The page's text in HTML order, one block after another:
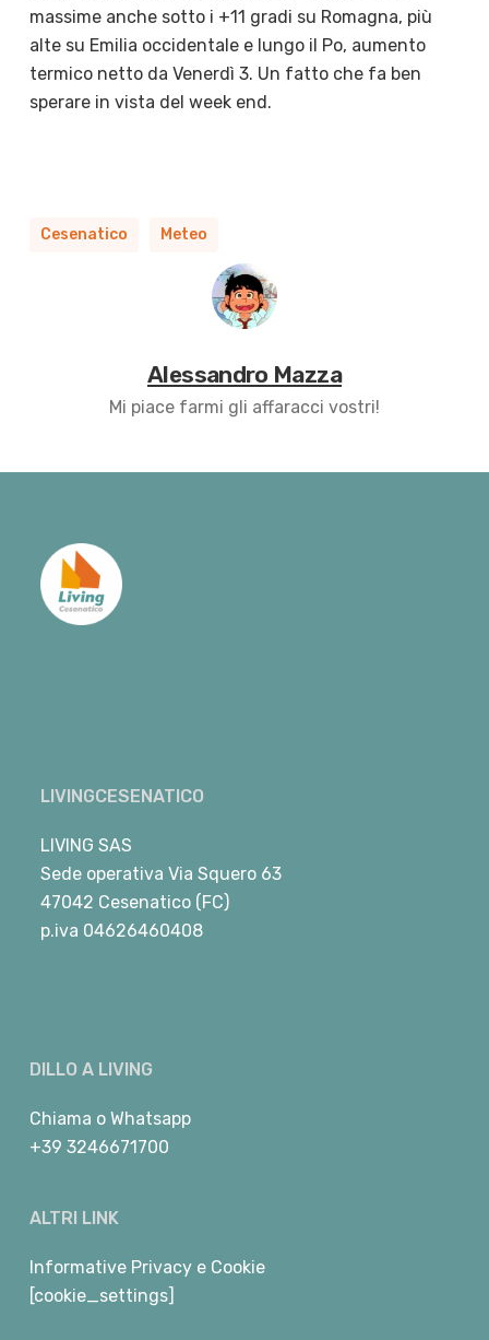
massime anche sotto i +11 gradi su Romagna, più
alte su Emilia occidentale e lungo il Po, aumento
termico netto da Venerdì 3. Un fatto che fa ben
sperare in vista del week end.
Cesenatico Meteo
Alessandro Mazza
Mi piace farmi gli affaracci vostri!
LIVINGCESENATICO
LIVING SAS
Sede operativa Via Squero 63
47042 Cesenatico (FC)
p.iva 04626460408
DILLO A LIVING
Chiama o Whatsapp
+39 3246671700
ALTRI LINK
Informative Privacy e Cookie
[cookie_settings]